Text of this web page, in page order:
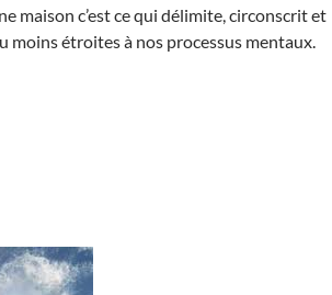
maison c’est ce qui délimite, circonscrit et
moins étroites à nos processus mentaux.